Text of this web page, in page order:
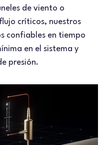
de viento o
críticos, nuestros
confiables en tiempo
en el sistema y
presión.